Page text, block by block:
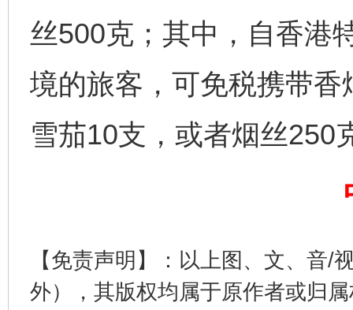
丝500克；其中，自香港
境的旅客，可免税携带
雪茄10支，或者烟丝250
【免责声明】：以上图、文、音/
外），其版权均属于原作者或归
东山县通报“牛蛙产品抗生素超标问题” 法